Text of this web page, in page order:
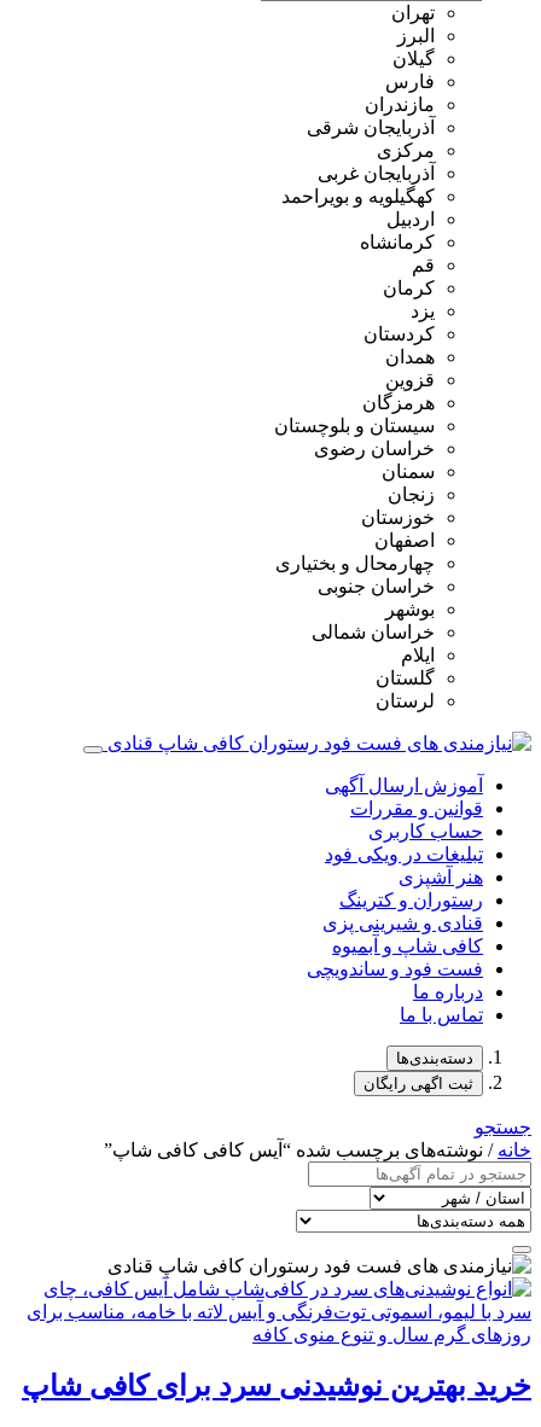
تهران
البرز
گیلان
فارس
مازندران
آذربایجان شرقی
مرکزی
آذربایجان غربی
کهگیلویه و بویراحمد
اردبیل
کرمانشاه
قم
کرمان
یزد
کردستان
همدان
قزوین
هرمزگان
سیستان و بلوچستان
خراسان رضوی
سمنان
زنجان
خوزستان
اصفهان
چهارمحال و بختیاری
خراسان جنوبی
بوشهر
خراسان شمالی
ایلام
گلستان
لرستان
آموزش ارسال آگهی
قوانین و مقررات
حساب کاربری
تبلیغات در ویکی فود
هنر آشپزی
رستوران و کترینگ
قنادی و شیرینی پزی
کافی شاپ و آبمیوه
فست فود و ساندویچی
درباره ما
تماس با ما
دسته‌بندی‌ها
ثبت اگهی رایگان
جستجو
خانه / نوشته‌های برچسب شده “آیس کافی کافی شاپ”
خرید بهترین نوشیدنی‌ سرد برای کافی شاپ